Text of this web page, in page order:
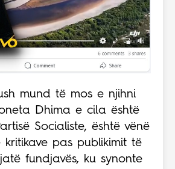
mund të mos e njihni
Dhima e cila është
Socialiste, është vënë
pas publikimit të
fundjavës, ku synonte